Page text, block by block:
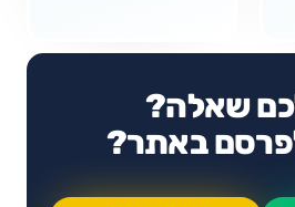
שאלה?
באתר?